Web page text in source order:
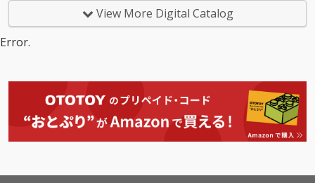
ままに動かした魔性の
女。後世の人々が持つ
て戴冠。列強国が割拠
する古代の地中海世界
で彼女はただひたすら
に祖国存亡のため奔走
View More Digital Catalog
Error.